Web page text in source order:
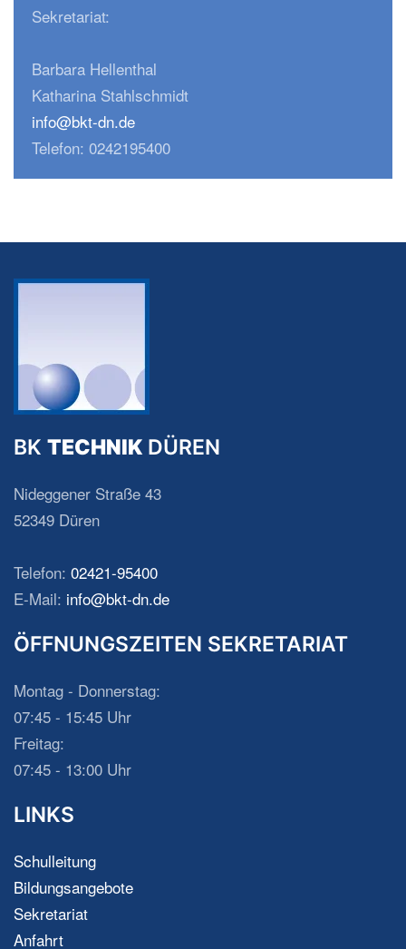
Sekretariat:
Barbara Hellenthal
Katharina Stahlschmidt
info@bkt-dn.de
Telefon: 0242195400
BK TECHNIK DÜREN
Nideggener Straße 43
52349 Düren
Telefon: 02421-95400
E-Mail: info@bkt-dn.de
ÖFFNUNGSZEITEN SEKRETARIAT
Montag - Donnerstag:
07:45 - 15:45 Uhr
Freitag:
07:45 - 13:00 Uhr
LINKS
Schulleitung
Bildungsangebote
Sekretariat
Anfahrt